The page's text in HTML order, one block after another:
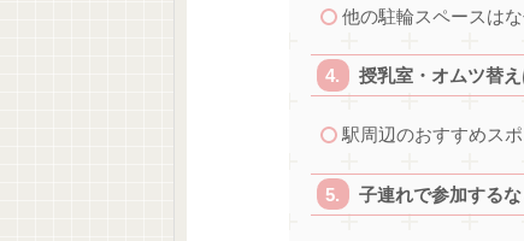
他の駐輪スペースは
授乳室・オムツ替
駅周辺のおすすめスポ
子連れで参加する